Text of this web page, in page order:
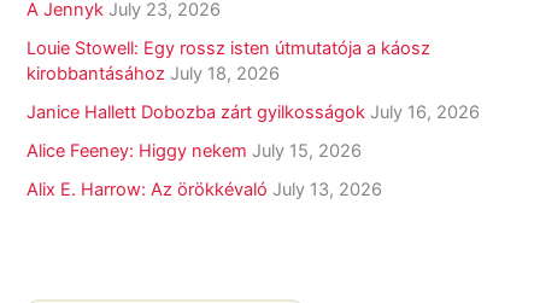
A Jennyk July 23, 2026
Louie Stowell: Egy ​rossz isten útmutatója a káosz
kirobbantásához July 18, 2026
Janice Hallett Dobozba zárt gyilkosságok July 16, 2026
Alice Feeney: Higgy nekem July 15, 2026
Alix E. Harrow: Az örökkévaló July 13, 2026